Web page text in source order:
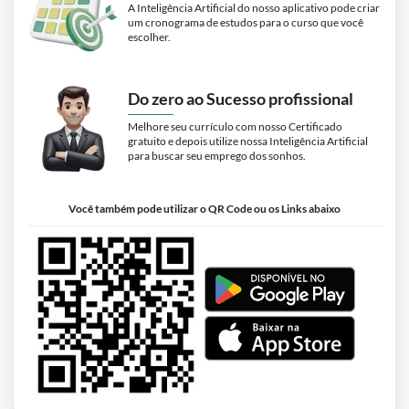
A Inteligência Artificial do nosso aplicativo pode criar
um cronograma de estudos para o curso que você
escolher.
Do zero ao Sucesso profissional
Melhore seu currículo com nosso Certificado
gratuito e depois utilize nossa Inteligência Artificial
para buscar seu emprego dos sonhos.
Você também pode utilizar o QR Code ou os Links abaixo